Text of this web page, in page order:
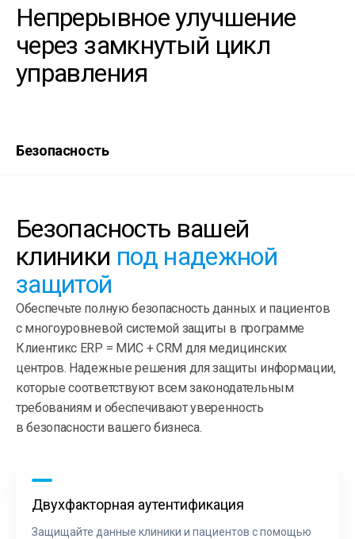
Непрерывное улучшение
через замкнутый цикл
управления
Безопасность
Безопасность вашей
клиники под надежной
защитой
Обеспечьте полную безопасность данных и пациентов
с многоуровневой системой защиты в программе
Клиентикс ERP = МИС + CRM для медицинских
центров. Надежные решения для защиты информации,
которые соответствуют всем законодательным
требованиям и обеспечивают уверенность
в безопасности вашего бизнеса.
Двухфакторная аутентификация
Защищайте данные клиники и пациентов с помощью